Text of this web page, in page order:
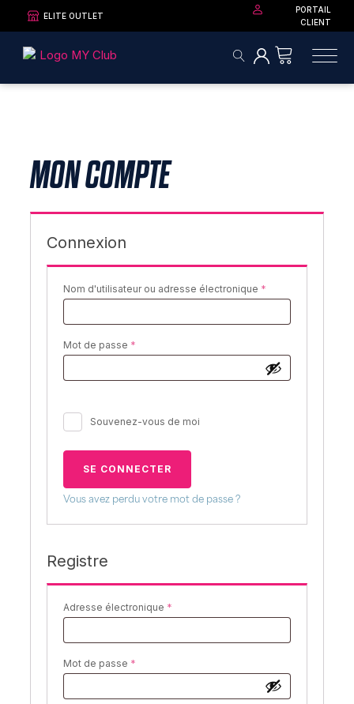
ELITE OUTLET
PORTAIL
CLIENT
MON COMPTE
Connexion
Nom d'utilisateur ou adresse électronique *
Mot de passe *
Souvenez-vous de moi
SE CONNECTER
Vous avez perdu votre mot de passe ?
Registre
Adresse électronique *
Mot de passe *